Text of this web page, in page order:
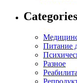
Categories
Питание
Разное